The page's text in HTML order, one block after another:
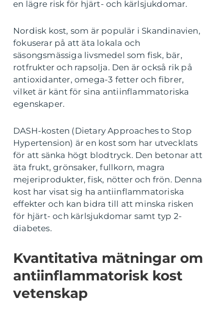
en lägre risk för hjärt- och kärlsjukdomar.
Nordisk kost, som är populär i Skandinavien,
fokuserar på att äta lokala och
säsongsmässiga livsmedel som fisk, bär,
rotfrukter och rapsolja. Den är också rik på
antioxidanter, omega-3 fetter och fibrer,
vilket är känt för sina antiinflammatoriska
egenskaper.
DASH-kosten (Dietary Approaches to Stop
Hypertension) är en kost som har utvecklats
för att sänka högt blodtryck. Den betonar att
äta frukt, grönsaker, fullkorn, magra
mejeriprodukter, fisk, nötter och frön. Denna
kost har visat sig ha antiinflammatoriska
effekter och kan bidra till att minska risken
för hjärt- och kärlsjukdomar samt typ 2-
diabetes.
Kvantitativa mätningar om
antiinflammatorisk kost
vetenskap